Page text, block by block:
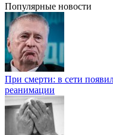
Популярные новости
При смерти: в сети
реанимации